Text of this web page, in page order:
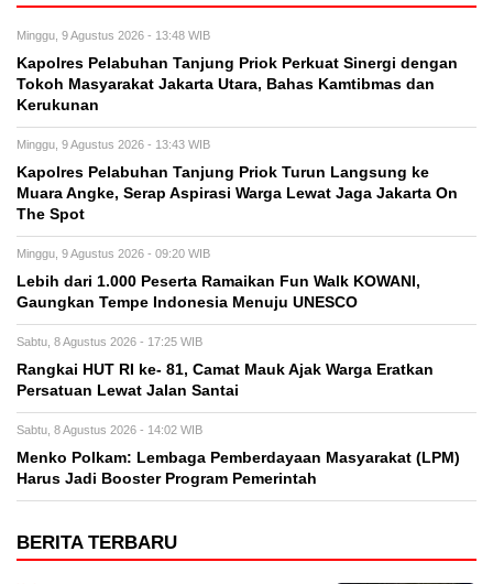
Minggu, 9 Agustus 2026 - 13:48 WIB
Kapolres Pelabuhan Tanjung Priok Perkuat Sinergi dengan
Tokoh Masyarakat Jakarta Utara, Bahas Kamtibmas dan
Kerukunan
Minggu, 9 Agustus 2026 - 13:43 WIB
Kapolres Pelabuhan Tanjung Priok Turun Langsung ke
Muara Angke, Serap Aspirasi Warga Lewat Jaga Jakarta On
The Spot
Minggu, 9 Agustus 2026 - 09:20 WIB
Lebih dari 1.000 Peserta Ramaikan Fun Walk KOWANI,
Gaungkan Tempe Indonesia Menuju UNESCO
Sabtu, 8 Agustus 2026 - 17:25 WIB
Rangkai HUT RI ke- 81, Camat Mauk Ajak Warga Eratkan
Persatuan Lewat Jalan Santai
Sabtu, 8 Agustus 2026 - 14:02 WIB
Menko Polkam: Lembaga Pemberdayaan Masyarakat (LPM)
Harus Jadi Booster Program Pemerintah
BERITA TERBARU